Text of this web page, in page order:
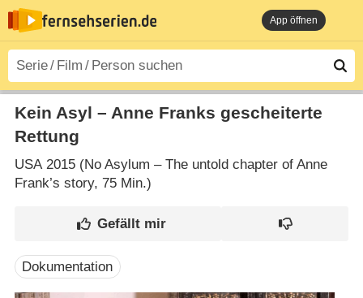
App öffnen
Kein Asyl – Anne Franks gescheiterte
Rettung
USA2015 (No Asylum – The untold chapter of Anne
Frank’s story‎, 75 Min.)
Dokumentation